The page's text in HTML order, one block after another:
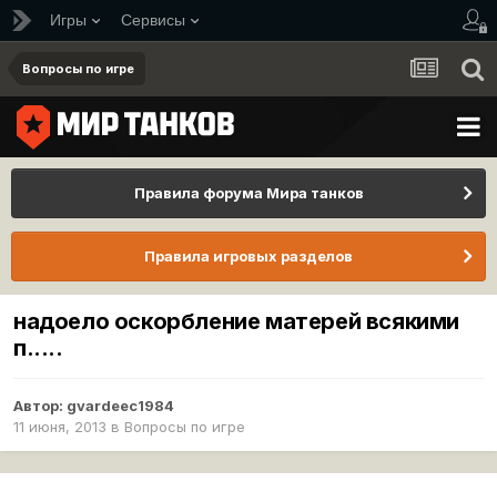
Игры Сервисы
Вопросы по игре
Правила форума Мира танков
Правила игровых разделов
надоело оскорбление матерей всякими
п.....
Автор: gvardeec1984
11 июня, 2013 в Вопросы по игре